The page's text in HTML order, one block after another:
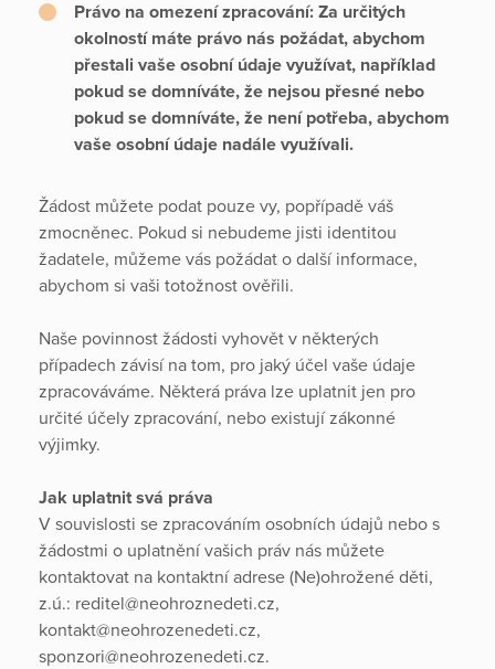
Právo na omezení zpracování: Za určitých
okolností máte právo nás požádat, abychom
přestali vaše osobní údaje využívat, například
pokud se domníváte, že nejsou přesné nebo
pokud se domníváte, že není potřeba, abychom
vaše osobní údaje nadále využívali.
Žádost můžete podat pouze vy, popřípadě váš
zmocněnec. Pokud si nebudeme jisti identitou
žadatele, můžeme vás požádat o další informace,
abychom si vaši totožnost ověřili.
Naše povinnost žádosti vyhovět v některých
případech závisí na tom, pro jaký účel vaše údaje
zpracováváme. Některá práva lze uplatnit jen pro
určité účely zpracování, nebo existují zákonné
výjimky.
Jak uplatnit svá práva
V souvislosti se zpracováním osobních údajů nebo s
žádostmi o uplatnění vašich práv nás můžete
kontaktovat na kontaktní adrese (Ne)ohrožené děti,
z.ú.: reditel@neohroznedeti.cz,
kontakt@neohrozenedeti.cz,
sponzori@neohrozenedeti.cz.